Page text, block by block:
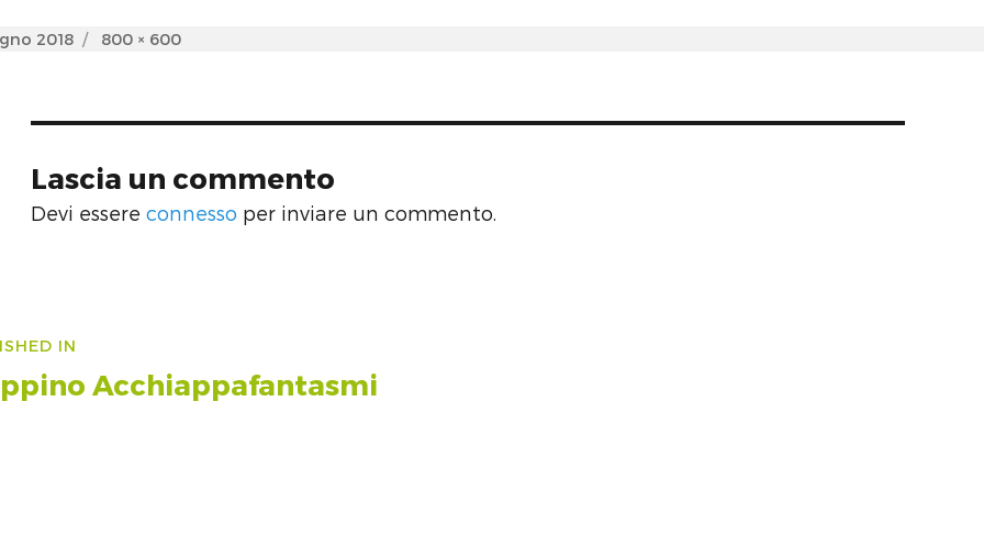
2018
Full
800 × 600
Lascia un commento
Devi essere connesso per inviare un commento.
IN
Acchiappafantasmi